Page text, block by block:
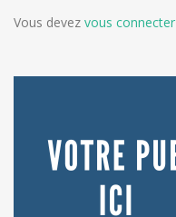
Vous devez vous connecter